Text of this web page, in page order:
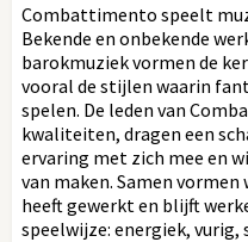
Combattimento speelt
Bekende en onbekende
barokmuziek vormen de
vooral de stijlen waarin
spelen. De leden van
kwaliteiten, dragen een
ervaring met zich mee en
van maken. Samen
heeft gewerkt en blijft
speelwijze: energiek,